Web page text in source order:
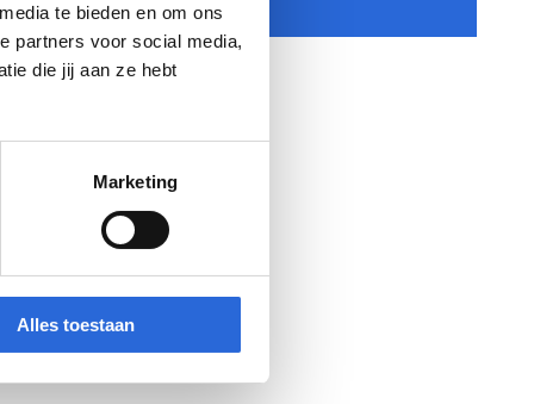
te bieden en om ons
partners voor social media,
die jij aan ze hebt
Marketing
Alles toestaan